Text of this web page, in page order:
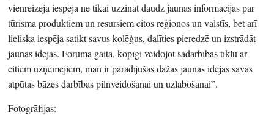
vienreizēja iespēja ne tikai uzzināt daudz jaunas informācijas par
tūrisma produktiem un resursiem citos reģionos un valstīs, bet arī
lieliska iespēja satikt savus kolēģus, dalīties pieredzē un izstrādāt
jaunas idejas. Foruma gaitā, kopīgi veidojot sadarbības tīklu ar
citiem uzņēmējiem, man ir parādījušas dažas jaunas idejas savas
atpūtas bāzes darbības pilnveidošanai un uzlabošanai”.
Fotogrāfijas: